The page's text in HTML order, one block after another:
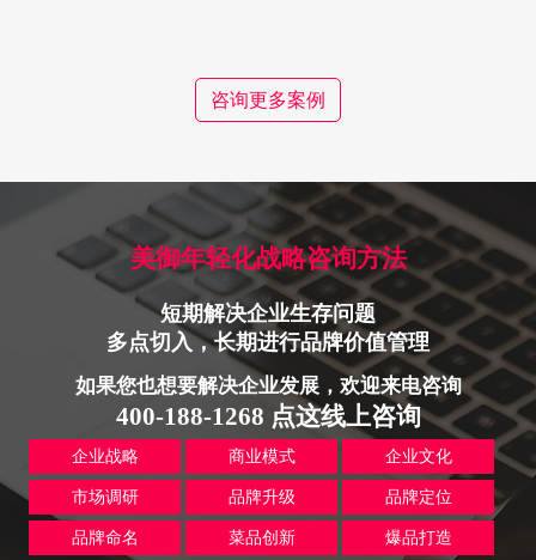
咨询更多案例
美御年轻化战略咨询方法
短期解决企业生存问题
多点切入，长期进行品牌价值管理
如果您也想要解决企业发展，欢迎来电咨询
400-188-1268 点这线上咨询
企业战略 商业模式 企业文化
市场调研 品牌升级 品牌定位
品牌命名 菜品创新 爆品打造